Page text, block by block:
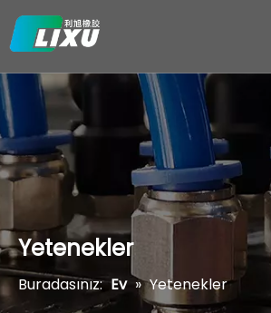
Yetenekler
Buradasınız: Ev » Yetenekler